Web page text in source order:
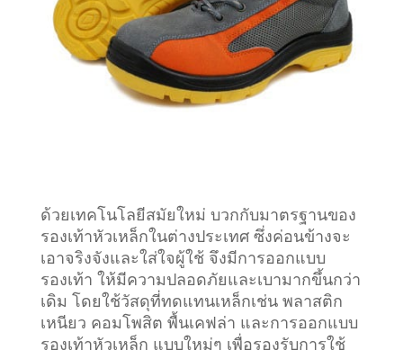
ด้วยเทคโนโลยีสมัยใหม่ บวกกับมาตรฐานของ
รองเท้าหัวเหล็กในต่างประเทศ ซึ่งค่อนข้างจะ
เอาจริงจังและใส่ใจผู้ใช้ จึงมีการออกแบบ
รองเท้า ให้มีความปลอดภัยและเบามากขึ้นกว่า
เดิม โดยใช้วัสดุที่ทดแทนเหล็กเช่น พลาสติก
เหนียว คอมโพสิต พื้นเคฟล่า และการออกแบบ
รองเท้าหัวเหล็ก แบบใหม่ๆ เพื่อรองรับการใช้